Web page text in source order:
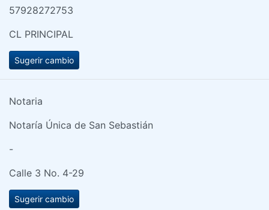
57928272753
CL PRINCIPAL
Sugerir cambio
Notaria
Notaría Única de San Sebastián
-
Calle 3 No. 4-29
Sugerir cambio